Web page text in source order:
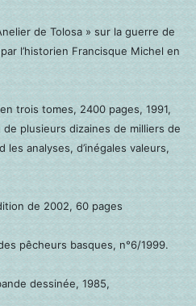
de Tolosa » sur la guerre de
l’historien Francisque Michel en
trois tomes, 2400 pages, 1991,
plusieurs dizaines de milliers de
analyses, d’inégales valeurs,
de 2002, 60 pages
pêcheurs basques, n°6/1999.
dessinée, 1985,